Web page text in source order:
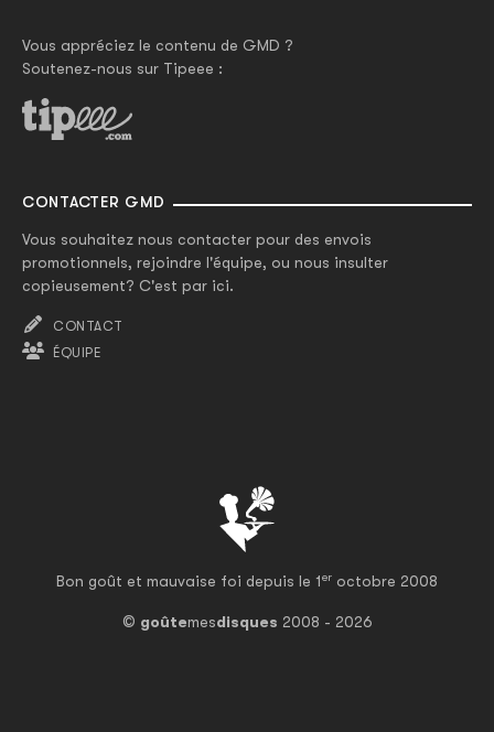
Bon goût et mauvaise foi depuis le 1er octobre 2008
© goûtemesdisques 2008 - 2026
Vous appréciez le contenu de GMD ?
Soutenez-nous sur Tipeee :
CONTACTER GMD
Vous souhaitez nous contacter pour des envois
promotionnels, rejoindre l'équipe, ou nous insulter
copieusement? C'est par ici.
CONTACT
ÉQUIPE